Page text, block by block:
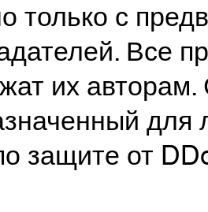
только с
Все
их
защите от